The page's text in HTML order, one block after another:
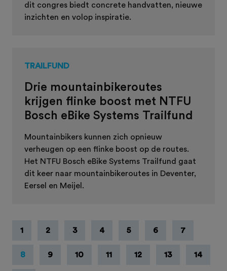
dit congres biedt concrete handvatten, nieuwe
inzichten en volop inspiratie.
TRAILFUND
Drie mountainbikeroutes
krijgen flinke boost met NTFU
Bosch eBike Systems Trailfund
Mountainbikers kunnen zich opnieuw
verheugen op een flinke boost op de routes.
Het NTFU Bosch eBike Systems Trailfund gaat
dit keer naar mountainbikeroutes in Deventer,
Eersel en Meijel.
1 2 3 4 5 6 7
8 9 10 11 12 13 14